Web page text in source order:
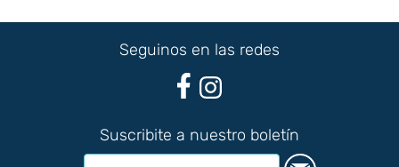
Seguinos en las redes
Suscribite a nuestro boletín